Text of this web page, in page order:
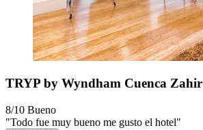
TRYP by Wyndham Cuenca Zahir
8/10 Bueno
"Todo fue muy bueno me gusto el hotel"